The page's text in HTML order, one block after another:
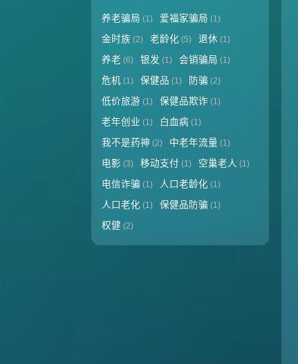
养老骗局 (1) 爱福家骗局 (1)
金时族 (2) 老龄化 (5) 退休 (1)
养老 (6) 银发 (1) 会销骗局 (1)
危机 (1) 保健品 (1) 防骗 (2)
低价旅游 (1) 保健品欺诈 (1)
老年创业 (1) 白血病 (1)
我不是药神 (2) 中老年流量 (1)
电影 (3) 移动支付 (1) 空巢老人 (1)
电信诈骗 (1) 人口老龄化 (1)
人口老化 (1) 保健品防骗 (1)
权健 (2)